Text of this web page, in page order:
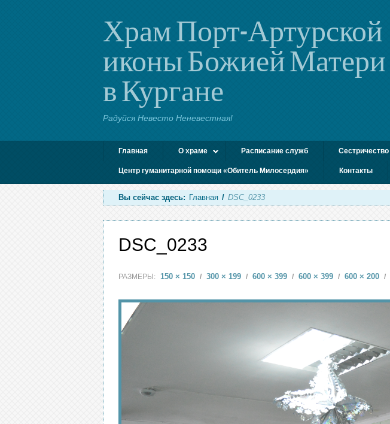
Храм Порт-Артурской
иконы Божией Матери
в Кургане
Радуйся Невесто Неневестная!
Главная О храме Расписание служб Сестричество
Центр гуманитарной помощи «Обитель Милосердия» Контакты
Вы сейчас здесь: Главная / DSC_0233
DSC_0233
РАЗМЕРЫ: 150 × 150 / 300 × 199 / 600 × 399 / 600 × 399 / 600 × 200 /